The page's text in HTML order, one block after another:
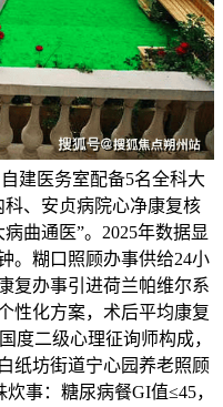
建医务室配备5名全科大
、安贞病院心净康复核
曲通医”。2025年数据显
。糊口照顾办事供给24小
复办事引进荷兰帕维尔系
性化方案，术后平均康复
度二级心理征询师构成，
纸坊街道宁心园养老照顾
事：糖尿病餐GI值≤45，